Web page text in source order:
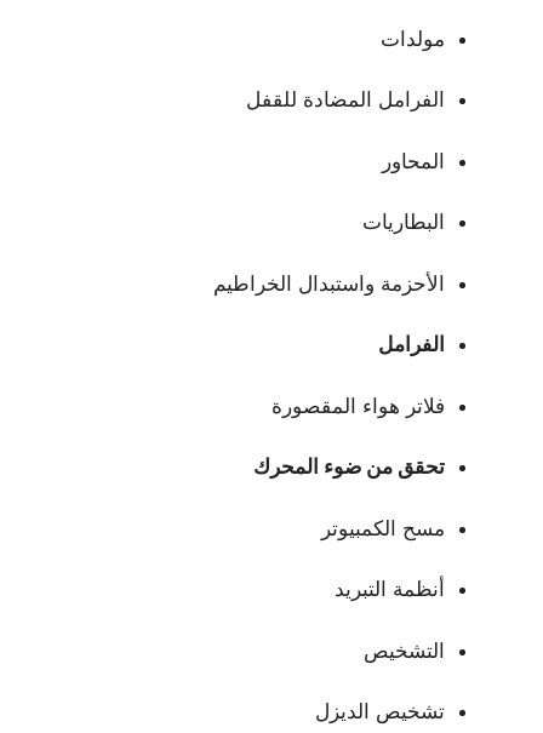
مولدات
الفرامل المضادة للقفل
المحاور
البطاريات
الأحزمة واستبدال الخراطيم
الفرامل
فلاتر هواء المقصورة
تحقق من ضوء المحرك
مسح الكمبيوتر
أنظمة التبريد
التشخيص
تشخيص الديزل